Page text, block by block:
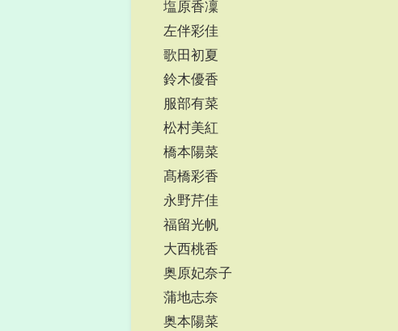
塩原香凜
左伴彩佳
歌田初夏
鈴木優香
服部有菜
松村美紅
橋本陽菜
髙橋彩香
永野芹佳
福留光帆
大西桃香
奥原妃奈子
蒲地志奈
奥本陽菜